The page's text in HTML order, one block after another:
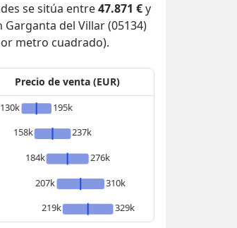
se sitúa entre47.871 €y
del Villar (05134)
metro cuadrado).
Precio de venta (EUR)
130k
195k
158k
237k
184k
276k
207k
310k
219k
329k